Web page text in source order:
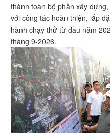
thành toàn bộ phần xây
với công tác hoàn thiện, lắp
hành chạy thử từ đầu năm
tháng 9-2026.